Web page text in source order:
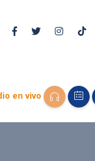
en vivo